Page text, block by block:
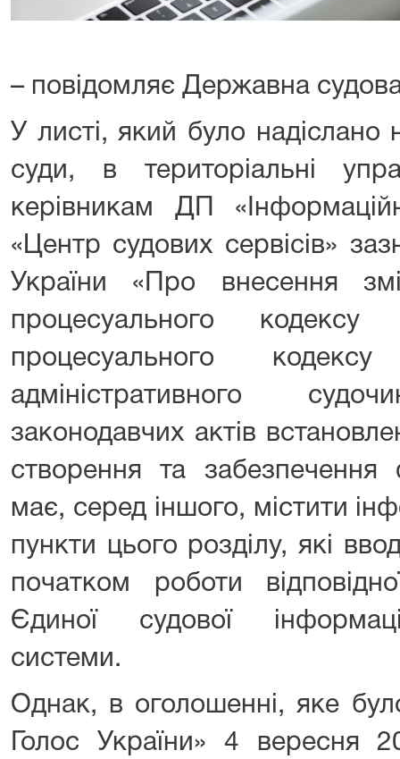
– повідомляє Державна судова
У листі, який було надіслано
суди, в територіальні
керівникам ДП
«Центр судових сервісів»
України «Про внесення
процесуального кодексу
процесуального
адміністративного
законодавчих актів
створення та забезпечення
має, серед іншого, містити
пункти цього розділу, які
початком роботи
Єдиної судової
системи.
Однак, в оголошенні, яке
Голос України» 4 вересня